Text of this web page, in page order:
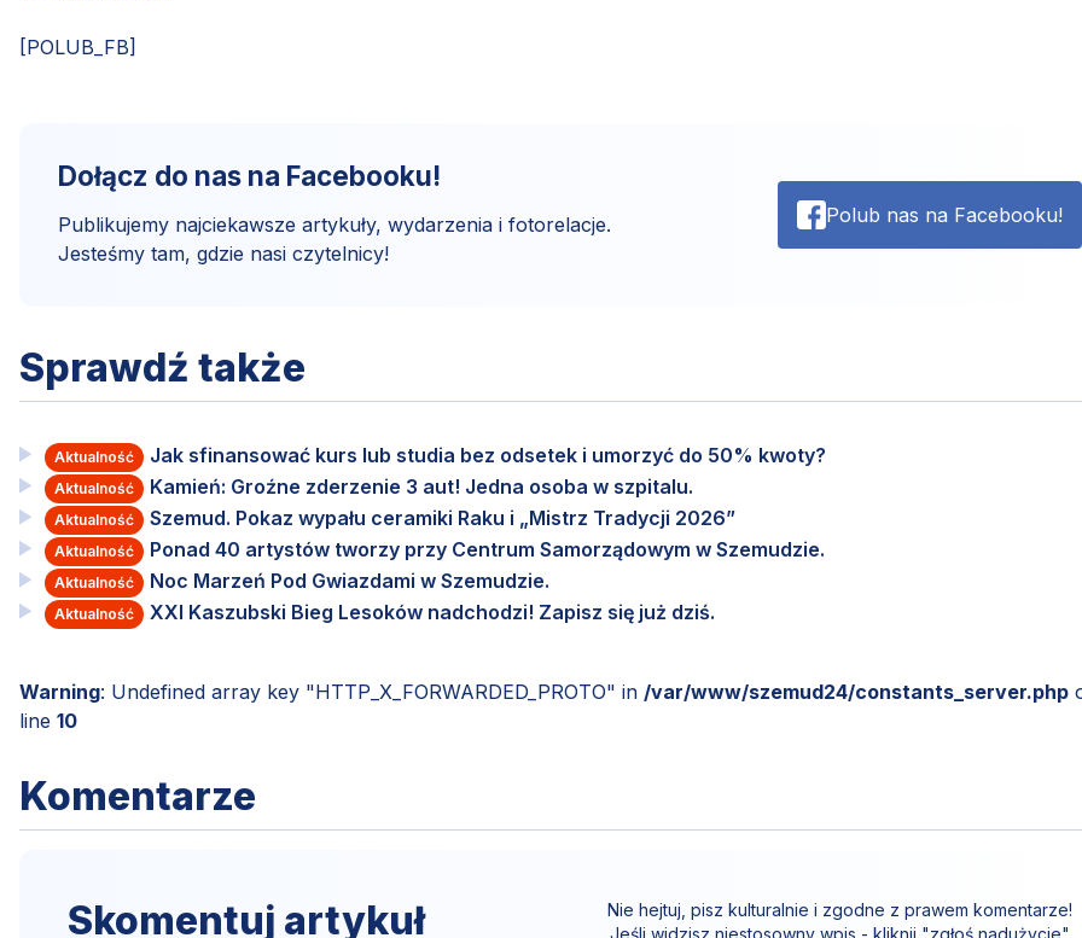
[POLUB_FB]
Dołącz do nas na Facebooku!
Publikujemy najciekawsze artykuły, wydarzenia i fotorelacje.
Jesteśmy tam, gdzie nasi czytelnicy!
Polub nas na Facebooku!
Sprawdź także
Aktualność Jak sfinansować kurs lub studia bez odsetek i umorzyć do 50% kwoty?
Aktualność Kamień: Groźne zderzenie 3 aut! Jedna osoba w szpitalu.
Aktualność Szemud. Pokaz wypału ceramiki Raku i „Mistrz Tradycji 2026”
Aktualność Ponad 40 artystów tworzy przy Centrum Samorządowym w Szemudzie.
Aktualność Noc Marzeń Pod Gwiazdami w Szemudzie.
Aktualność XXI Kaszubski Bieg Lesoków nadchodzi! Zapisz się już dziś.
Warning: Undefined array key "HTTP_X_FORWARDED_PROTO" in /var/www/szemud24/constants_server.php
line 10
Komentarze
Skomentuj artykuł
Nie hejtuj, pisz kulturalnie i zgodne z prawem komentarze!
Jeśli widzisz niestosowny wpis - kliknij "zgłoś nadużycie".